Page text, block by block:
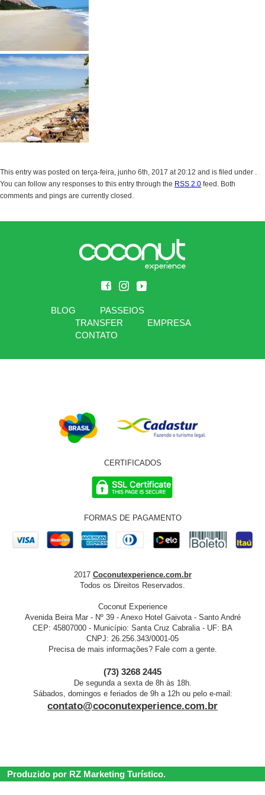
This entry was posted on terça-feira, junho 6th, 2017 at 20:12 and is filed under .
You can follow any responses to this entry through the RSS 2.0 feed. Both
comments and pings are currently closed.
BLOG
PASSEIOS
TRANSFER
EMPRESA
CONTATO
CERTIFICADOS
FORMAS DE PAGAMENTO
2017 Coconutexperience.com.br
Todos os Direitos Reservados.
Coconut Experience
Avenida Beira Mar - Nº 39 - Anexo Hotel Gaivota - Santo André
CEP: 45807000 - Município: Santa Cruz Cabralia - UF: BA
CNPJ: 26.256.343/0001-05
Precisa de mais informações? Fale com a gente.
(73) 3268 2445
De segunda a sexta de 8h às 18h.
Sábados, domingos e feriados de 9h a 12h ou pelo e-mail:
contato@coconutexperience.com.br
Produzido por RZ Marketing Turístico.